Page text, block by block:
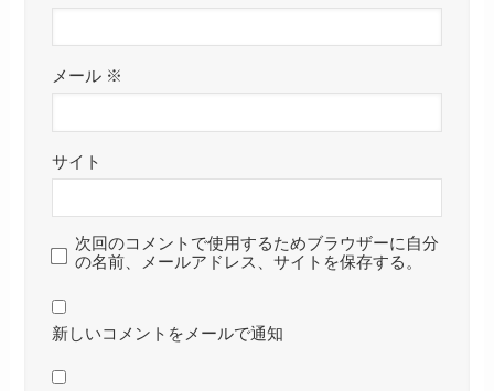
メール ※
サイト
次回のコメントで使用するためブラウザーに自分
の名前、メールアドレス、サイトを保存する。
新しいコメントをメールで通知